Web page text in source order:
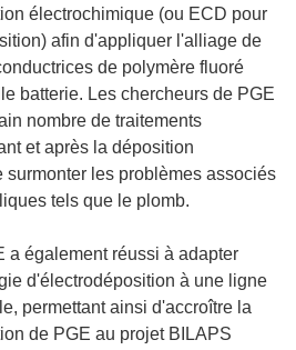
électrochimique (ou ECD pour
afin d'appliquer l'alliage de
de polymère fluoré
batterie. Les chercheurs de PGE
nombre de traitements
et après la déposition
surmonter les problèmes associés
tels que le plomb.
a également réussi à adapter
d'électrodéposition à une ligne
permettant ainsi d'accroître la
de PGE au projet BILAPS